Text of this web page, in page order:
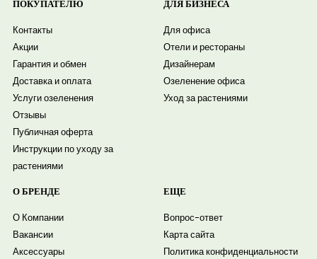
ПОКУПАТЕЛЮ
Контакты
Акции
Гарантия и обмен
Доставка и оплата
Услуги озеленения
Отзывы
Публичная оферта
Инструкции по уходу за
растениями
ДЛЯ БИЗНЕСА
Для офиса
Отели и рестораны
Дизайнерам
Озеленение офиса
Уход за растениями
О БРЕНДЕ
О Компании
Вакансии
Аксессуары
ЕЩЕ
Вопрос-ответ
Карта сайта
Политика конфиденциальности